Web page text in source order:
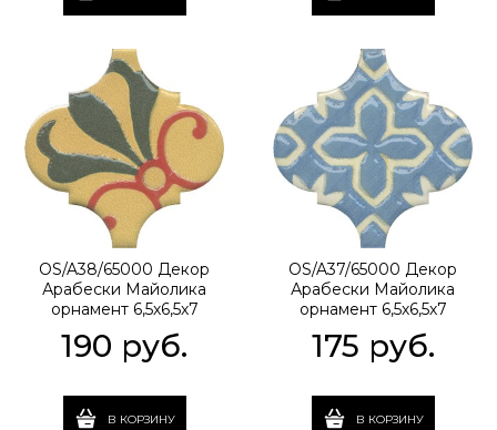
OS/A38/65000 Декор
Арабески Майолика
орнамент 6,5х6,5х7
190 руб.
В КОРЗИНУ
OS/A37/65000 Декор
Арабески Майолика
орнамент 6,5х6,5х7
175 руб.
В КОРЗИНУ